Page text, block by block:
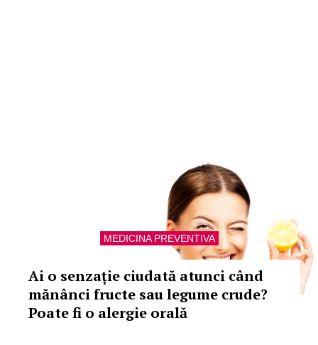
MEDICINA PREVENTIVA
Ai o senzație ciudată atunci când
mănânci fructe sau legume crude?
Poate fi o alergie orală